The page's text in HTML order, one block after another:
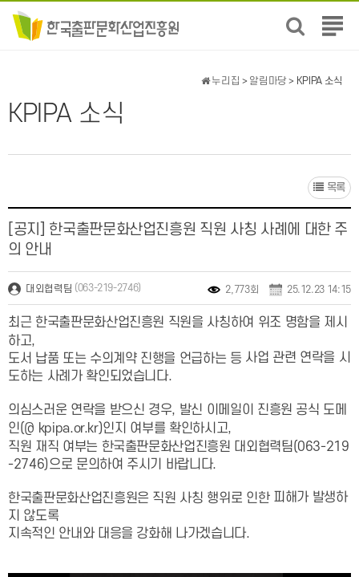
전
뉴
KPIPA 소식
누리집 > 알림마당 > KPIPA 소식
목록
[공지] 한국출판문화산업진흥원 직원 사칭 사례에 대한 주
의 안내
대외협력팀 (063-219-2746) 2,773회 25.12.23 14:15
최근 한국출판문화산업진흥원 직원을 사칭하여 위조 명함을 제시
하고,
도서 납품 또는 수의계약 진행을 언급하는 등 사업 관련 연락을 시
도하는 사례가 확인되었습니다.
의심스러운 연락을 받으신 경우, 발신 이메일이 진흥원 공식 도메
인(@ kpipa.or.kr)인지 여부를 확인하시고,
직원 재직 여부는 한국출판문화산업진흥원 대외협력팀(063-219
-2746)으로 문의하여 주시기 바랍니다.
한국출판문화산업진흥원은 직원 사칭 행위로 인한 피해가 발생하
지 않도록
지속적인 안내와 대응을 강화해 나가겠습니다.